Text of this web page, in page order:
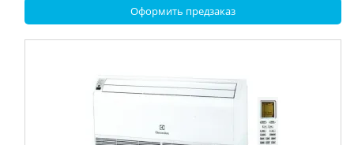
Оформить предзаказ